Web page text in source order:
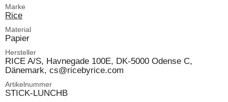
Marke
Rice
Material
Papier
Hersteller
RICE A/S, Havnegade 100E, DK-5000 Odense C,
Dänemark, cs@ricebyrice.com
Artikelnummer
STICK-LUNCHB